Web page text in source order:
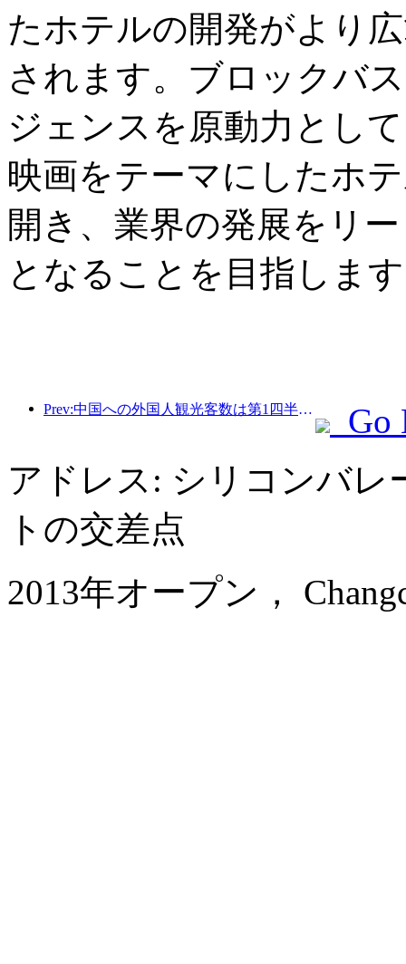
たホテルの開発がより
されます。ブロックバ
ジェンスを原動力とし
映画をテーマにしたホ
開き、業界の発展をリ
となることを目指しま
Prev:中国への外国人観光客数は第1四半期に40％増加した。
Go
アドレス: シリコンバレ
トの交差点
2013年オープン，